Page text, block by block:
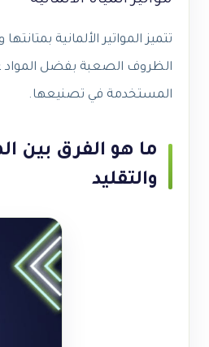
تتميز المواتير الألمانية
الظروف الصعبة بفضل المواد
المستخدمة في تصنيعها.
ما هو الفرق بين
والتقليد